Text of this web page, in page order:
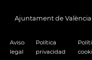
Ajuntament de
Aviso
legal
Política
privacidad